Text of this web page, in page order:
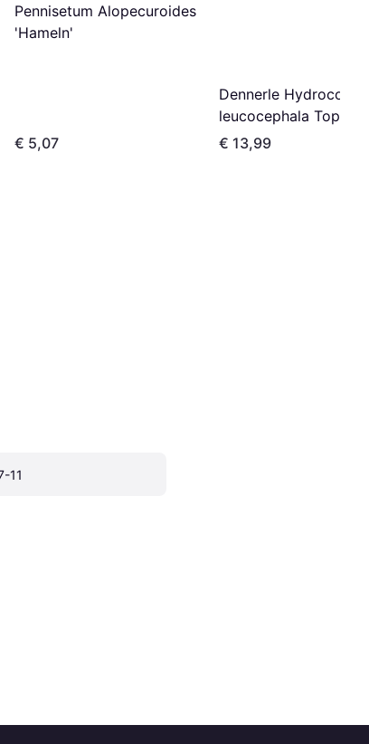
Pennisetum Alopecuroides
'Hameln'
€ 5,07
Dennerle Hydrocotyle
leucocephala Topf
€ 13,99
11